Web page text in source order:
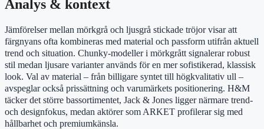
Analys & kontext
Jämförelser mellan mörkgrå och ljusgrå stickade tröjor visar att
färgnyans ofta kombineras med material och passform utifrån aktuell
trend och situation. Chunky-modeller i mörkgrått signalerar robust
stil medan ljusare varianter används för en mer sofistikerad, klassisk
look. Val av material – från billigare syntet till högkvalitativ ull –
avspeglar också prissättning och varumärkets positionering. H&M
täcker det större bassortimentet, Jack & Jones ligger närmare trend-
och designfokus, medan aktörer som ARKET profilerar sig med
hållbarhet och premiumkänsla.